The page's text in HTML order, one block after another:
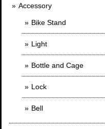
Accessory
Bike Stand
Light
Bottle and Cage
Lock
Bell